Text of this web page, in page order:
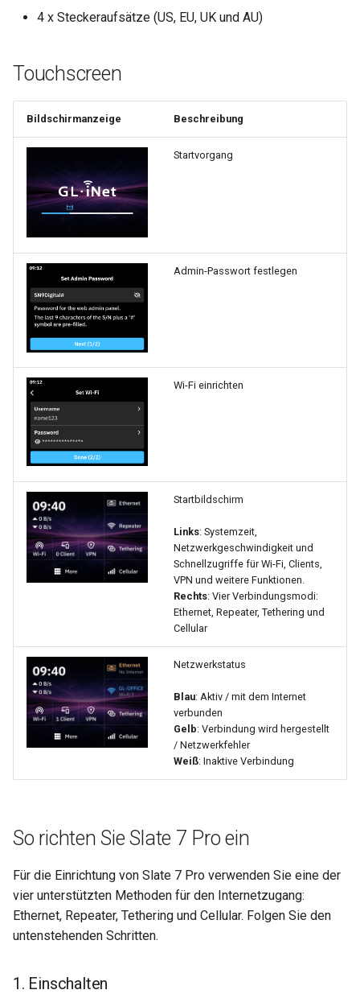
4 x Steckeraufsätze (US, EU, UK und AU)
Touchscreen
Bildschirmanzeige Beschreibung
Startvorgang
Admin-Passwort festlegen
Wi-Fi einrichten
Startbildschirm
Links: Systemzeit,
Netzwerkgeschwindigkeit und
Schnellzugriffe für Wi-Fi, Clients,
VPN und weitere Funktionen.
Rechts: Vier Verbindungsmodi:
Ethernet, Repeater, Tethering und
Cellular
Netzwerkstatus
Blau: Aktiv / mit dem Internet
verbunden
Gelb: Verbindung wird hergestellt
/ Netzwerkfehler
Weiß: Inaktive Verbindung
So richten Sie Slate 7 Pro ein
Für die Einrichtung von Slate 7 Pro verwenden Sie eine der
vier unterstützten Methoden für den Internetzugang:
Ethernet, Repeater, Tethering und Cellular. Folgen Sie den
untenstehenden Schritten.
1. Einschalten